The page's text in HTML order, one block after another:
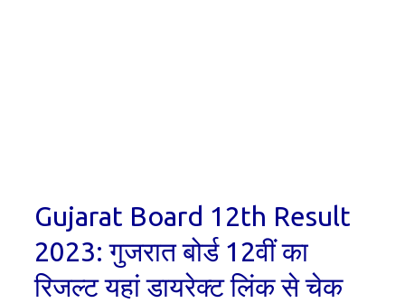
Gujarat Board 12th Result
2023: गुजरात बोर्ड 12वीं का
रिजल्ट यहां डायरेक्ट लिंक से चेक